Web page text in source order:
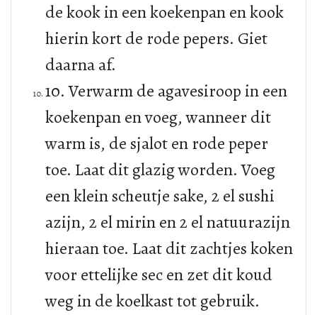
de kook in een koekenpan en kook
hierin kort de rode pepers. Giet
daarna af.
10. Verwarm de agavesiroop in een
koekenpan en voeg, wanneer dit
warm is, de sjalot en rode peper
toe. Laat dit glazig worden. Voeg
een klein scheutje sake, 2 el sushi
azijn, 2 el mirin en 2 el natuurazijn
hieraan toe. Laat dit zachtjes koken
voor ettelijke sec en zet dit koud
weg in de koelkast tot gebruik.